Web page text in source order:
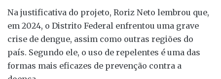
Na justificativa do projeto, Roriz Neto lembrou que,
em 2024, o Distrito Federal enfrentou uma grave
crise de dengue, assim como outras regiões do
país. Segundo ele, o uso de repelentes é uma das
formas mais eficazes de prevenção contra a